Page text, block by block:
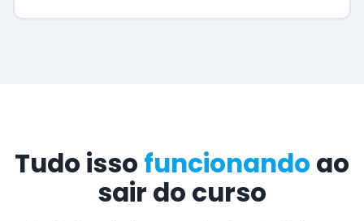
Tudo isso funcionando ao
sair do curso